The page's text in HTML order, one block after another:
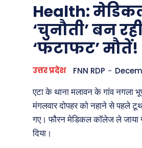
Health:
‘चुनौती’ बन
‘फटाफट’ मौतें!
उत्तर प्रदेश FNN RDP -
एटा के थाना मलावन के गांव नगला
मंगलवार दोपहर को नहाने से पहले
गए। फौरन मेडिकल कॉलेज ले जाया
दिया।